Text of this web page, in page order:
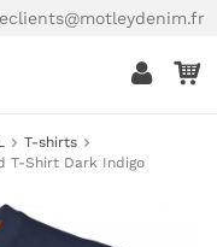
T-shirts
T-Shirt Dark Indigo